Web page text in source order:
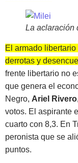
La aclaración
El armado
derrotas y
frente libertario no
que genera el
Negro, Ariel Rivero
votos. El aspirante
cuarto con 8,3. En
peronista que se
puntos.